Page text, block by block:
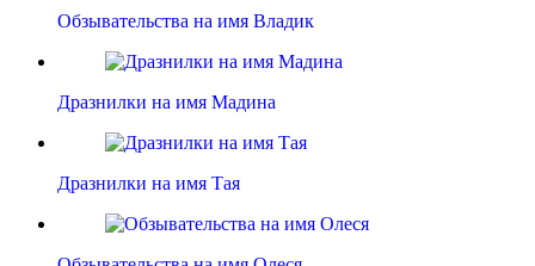
Обзывательства на имя Владик
Дразнилки на имя Мадина
Дразнилки на имя Тая